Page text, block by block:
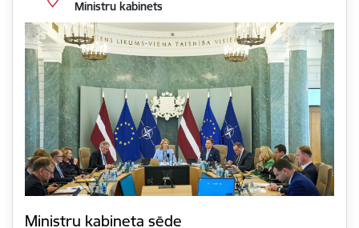
Ministru kabinets
Ministru kabineta sēde